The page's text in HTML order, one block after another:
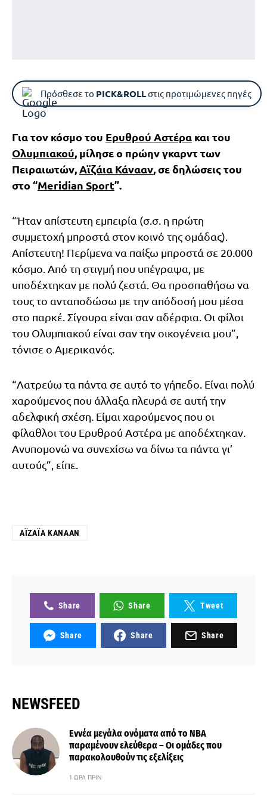
Πρόσθεσε το PICK&ROLLστις προτιμώμενες πηγές
Για τον κόσμο του Ερυθρού Αστέρα και του
Ολυμπιακού, μίλησε ο πρώην γκαρντ των
Πειραιωτών,Αϊζάια Κάνααν, σε δηλώσεις του
στο “Meridian Sport”.
“Ήταν απίστευτη εμπειρία (σ.σ. η πρώτη
συμμετοχή μπροστά στον κοινό της ομάδας).
Απίστευτη! Περίμενα να παίξω μπροστά σε 20.000
κόσμο. Από τη στιγμή που υπέγραψα, με
υποδέχτηκαν με πολύ ζεστά. Θα προσπαθήσω να
τους το ανταποδώσω με την απόδοσή μου μέσα
στο παρκέ. Σίγουρα είναι σαν αδέρφια. Οι φίλοι
του Ολυμπιακού είναι σαν την οικογένεια μου”,
τόνισε ο Αμερικανός.
“Λατρεύω τα πάντα σε αυτό το γήπεδο. Είναι πολύ
χαρούμενος που άλλαξα πλευρά σε αυτή την
αδελφική σχέση. Είμαι χαρούμενος που οι
φίλαθλοι του Ερυθρού Αστέρα με αποδέχτηκαν.
Ανυπομονώ να συνεχίσω να δίνω τα πάντα γι’
αυτούς”, είπε.
ΑΪΖΆΙΑ ΚΆΝΑΑΝ
Share Share Tweet
Share Share Share
NEWSFEED
Εννέα μεγάλα ονόματα από το ΝΒΑ
παραμένουν ελεύθερα – Οι ομάδες που
παρακολουθούν τις εξελίξεις
1 ΏΡΑ ΠΡΙΝ